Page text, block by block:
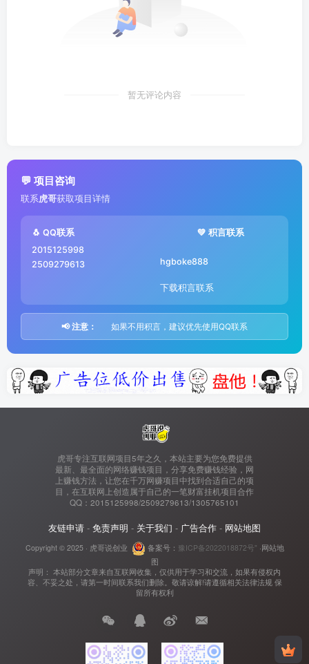
暂无评论内容
💬 项目咨询
联系虎哥获取项目详情
🐧 QQ联系
2015125998
2509279613
💚 积言联系
hgboke888
下载积言联系
📢 注意： 如果不用积言，建议优先使用QQ联系
虎哥专注互联网项目5年之久，本站主要为您免费提供
最新、最全面的网络赚钱项目，分享免费赚钱经验，网
上赚钱方法，让您在千万网赚项目中找到合适自己的项
目，在互联网上创造属于自己的一笔财富挂机项目合作
QQ：2015125998/2509279613/1305765101
友链申请 - 免责声明 - 关于我们 - 广告合作 - 网站地图
Copyright © 2025 · 虎哥说创业 备案号： 豫ICP备2022018872号" ·网站地
图
声明： 本站部分文章来自互联网收集，仅供用于学习和交流，如果有侵权内
容、不妥之处，请第一时间联系我们删除。敬请谅解!请遵循相关法律法规 保
留所有权利